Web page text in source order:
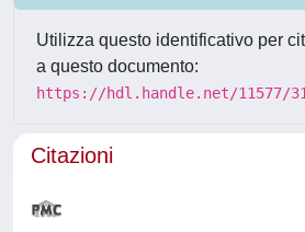
Utilizza questo identificativo per
a questo documento:
https://hdl.handle.net/11577/
Citazioni